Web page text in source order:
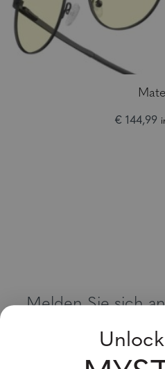
€ 144,99
Melden Sie sich
Sonderangebote
Bitte geben Sie Ihre E-Mail